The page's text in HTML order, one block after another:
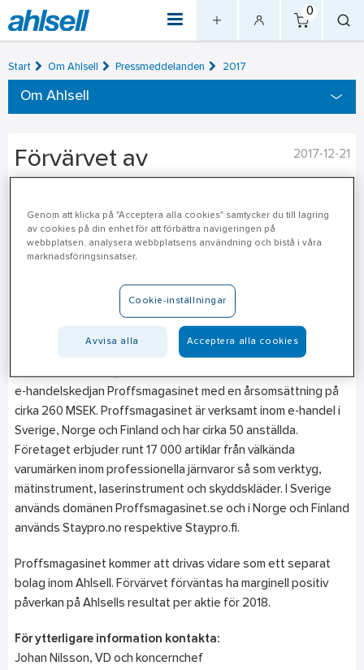
0
Start Om Ahlsell Pressmeddelanden 2017
Om Ahlsell
2017-12-21
Förvärvet av
av Konkurrensverket
I december ingick Ahlsell-koncernen avtal om att förvärva en
förnödenheter, Proffsmagasinet AB. Konkurrensverket har
idag meddelat att förvärvet godkänns. Tillträde beräknas ske
under januari 2018.
e-handelskedjan Proffsmagasinet med en årsomsättning på
cirka 260 MSEK. Proffsmagasinet är verksamt inom e-handel i
Sverige, Norge och Finland och har cirka 50 anställda.
Företaget erbjuder runt 17 000 artiklar från välkända
varumärken inom professionella järnvaror så som verktyg,
mätinstrument, laserinstrument och skyddskläder. I Sverige
används domänen Proffsmagasinet.se och i Norge och Finland
används Staypro.no respektive Staypro.fi.
Proffsmagasinet kommer att drivas vidare som ett separat
bolag inom Ahlsell. Förvärvet förväntas ha marginell positiv
påverkan på Ahlsells resultat per aktie för 2018.
För ytterligare information kontakta:
Johan Nilsson, VD och koncernchef
Genom att klicka på "Acceptera alla cookies" samtycker du till lagring
av cookies på din enhet för att förbättra navigeringen på
webbplatsen, analysera webbplatsens användning och bistå i våra
marknadsföringsinsatser.
Cookie-inställningar
Avvisa alla Acceptera alla cookies